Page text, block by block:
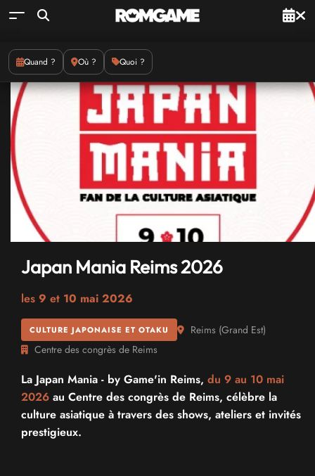
Quand ? Où ? Quoi ?
Japan Mania Reims 2026
les 9 et 10 mai 2026
CULTURE JAPONAISE ET OTAKU Reims (Grand Est)
Centre des congrès de Reims
La Japan Mania - by Game'in Reims, du 9 au 10 mai
2026 au Centre des congrès de Reims, célèbre la
culture asiatique à travers des shows, ateliers et invités
prestigieux.